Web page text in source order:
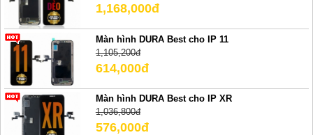
1,168,000đ
Màn hình DURA Best cho IP 11
1,105,200đ
614,000đ
Màn hình DURA Best cho IP XR
1,036,800đ
576,000đ